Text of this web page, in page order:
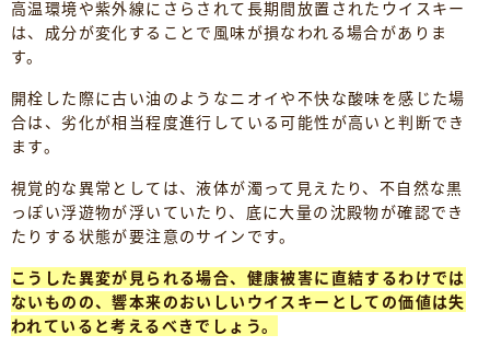
高温環境や紫外線にさらされて長期間放置されたウイスキー
は、成分が変化することで風味が損なわれる場合がありま
す。
開栓した際に古い油のようなニオイや不快な酸味を感じた場
合は、劣化が相当程度進行している可能性が高いと判断でき
ます。
視覚的な異常としては、液体が濁って見えたり、不自然な黒
っぽい浮遊物が浮いていたり、底に大量の沈殿物が確認でき
たりする状態が要注意のサインです。
こうした異変が見られる場合、健康被害に直結するわけでは
ないものの、響本来のおいしいウイスキーとしての価値は失
われていると考えるべきでしょう。